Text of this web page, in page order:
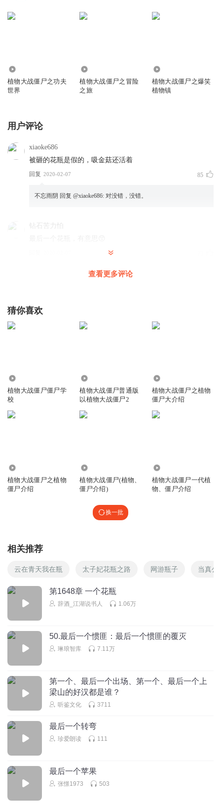
植物大战僵尸之功夫
世界
植物大战僵尸之冒险
之旅
植物大战僵尸之爆笑
植物镇
用户评论
xiaoke686
被砸的花瓶是假的，吸金菇还活着
回复 2020-02-07 85
不忘雨阴 回复 @xiaoke686: 对没错，没错。
钻石苦力怕
钻石苦力怕: 切，你還真有點意思。
依托狡辨
非常非常非常非常非常非常非常非常非常非常非常非常非常
非常非常非常非常非常非常非常非常非常非常非常非常非常
非常非常非常非常非常非常非常非常非常非常非常非常非常
非常非常非常非常非常非常非常非常非常非常非常非常非常
非常非常非常非常非常非常非常非常非常非常非常非常非常
邹邹_ru回复 @ 依托狡辨: 高规格头发太有缘分烫头发复古风v个
太好听了，太好听了，太好听了。
👌🏻👌🏻👌🏻👌🏻👌🏻👌🏻👌🏻👌🏻👌🏻👌🏻👌🏻👌🏻👌🏻👌🏻👌🏻👌🏻👌🏻👌🏻👌🏻👌🏻👌🏻👌🏻👌🏻👌🏻👌🏻
👌🏻👌🏻👌🏻👌🏻👌🏻👌🏻👌🏻管好👌🏻👌🏻👌🏻👌🏻
1rqom39vo0e9kt5zrxoq
朱雨沫的手机。
2020-02-07
回复 2020-06-23
莓想吃了是不是？
无敌超神dream冲一千
打哇！幽灵辣椒！打！
查看更多评论
猜你喜欢
植物大战僵尸僵尸学
校
植物大战僵尸普通版
以植物大战僵尸2
植物大战僵尸之植物
僵尸大介绍
植物大战僵尸之植物
僵尸介绍
植物大战僵尸(植物、
僵尸介绍)
植物大战僵尸一代植
物、僵尸介绍
换一批
相关推荐
云在青天我在瓶 太子妃花瓶之路 网游瓶子 当真公
第1648章 一个花瓶
辞酒_江湖说书人 1.06万
50.最后一个惯匪：最后一个惯匪的覆灭
琳琅智库 7.11万
第一个、最后一个出场、第一个、最后一个上
梁山的好汉都是谁？
听鉴文化 3711
最后一个转弯
珍爱朗读 111
最后一个苹果
张憬1973 503